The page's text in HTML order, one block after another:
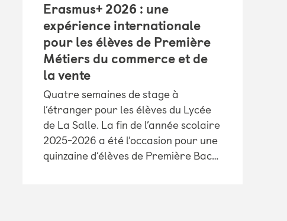
Erasmus+ 2026 : une
expérience internationale
pour les élèves de Première
Métiers du commerce et de
la vente
Quatre semaines de stage à
l’étranger pour les élèves du Lycée
de La Salle. La fin de l’année scolaire
2025-2026 a été l’occasion pour une
quinzaine d’élèves de Première Bac…